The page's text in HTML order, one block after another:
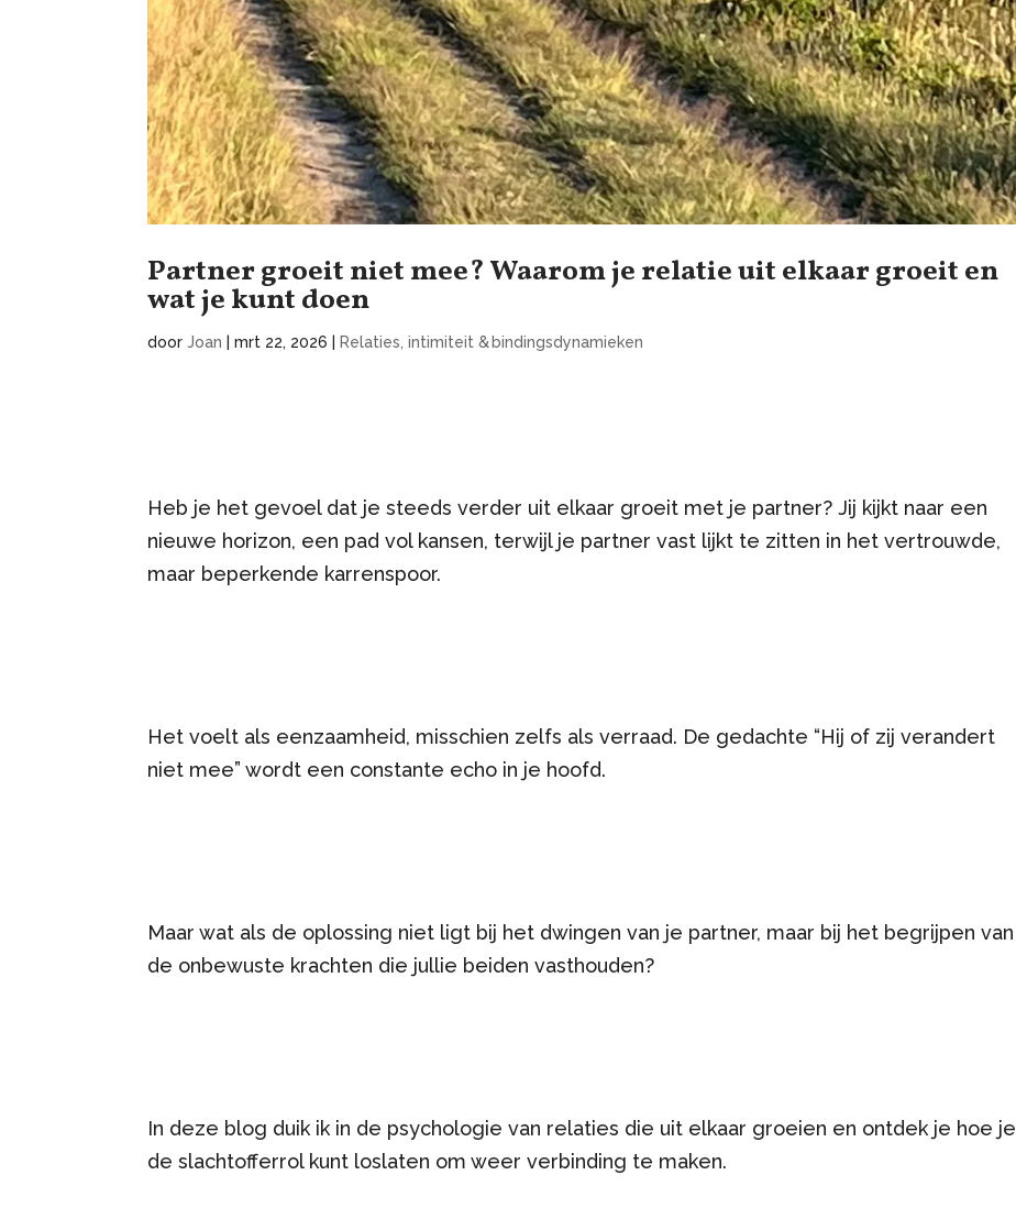
Partner groeit niet mee? Waarom je relatie uit elkaar groeit en
wat je kunt doen
doorJoan |mrt 22, 2026 |Relaties, intimiteit & bindingsdynamieken
Heb je het gevoel dat je steeds verder uit elkaar groeit met je partner? Jij kijkt naar een
nieuwe horizon, een pad vol kansen, terwijl je partner vast lijkt te zitten in het vertrouwde,
maar beperkende karrenspoor.
Het voelt als eenzaamheid, misschien zelfs als verraad. De gedachte “Hij of zij verandert
niet mee” wordt een constante echo in je hoofd.
Maar wat als de oplossing niet ligt bij het dwingen van je partner, maar bij het begrijpen van
de onbewuste krachten die jullie beiden vasthouden?
In deze blog duik ik in de psychologie van relaties die uit elkaar groeien en ontdek je hoe je
de slachtofferrol kunt loslaten om weer verbinding te maken.